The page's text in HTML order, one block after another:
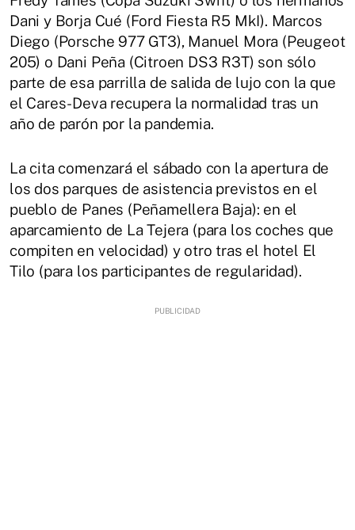
Dani y Borja Cué (Ford Fiesta R5 MkI). Marcos
Diego (Porsche 977 GT3), Manuel Mora (Peugeot
205) o Dani Peña (Citroen DS3 R3T) son sólo
parte de esa parrilla de salida de lujo con la que
el Cares-Deva recupera la normalidad tras un
año de parón por la pandemia.
La cita comenzará el sábado con la apertura de
los dos parques de asistencia previstos en el
pueblo de Panes (Peñamellera Baja): en el
aparcamiento de La Tejera (para los coches que
compiten en velocidad) y otro tras el hotel El
Tilo (para los participantes de regularidad).